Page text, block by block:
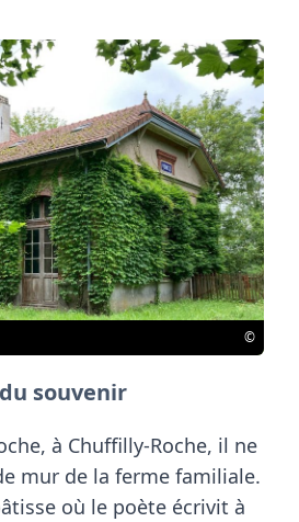
©
souvenir
à Chuffilly-Roche, il ne
mur de la ferme familiale.
où le poète écrivit à